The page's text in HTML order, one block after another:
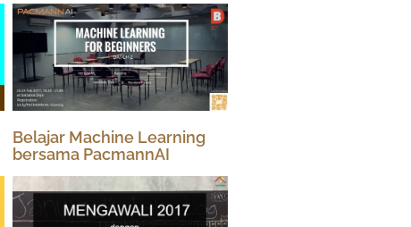
Belajar Machine Learning
bersama PacmannAI